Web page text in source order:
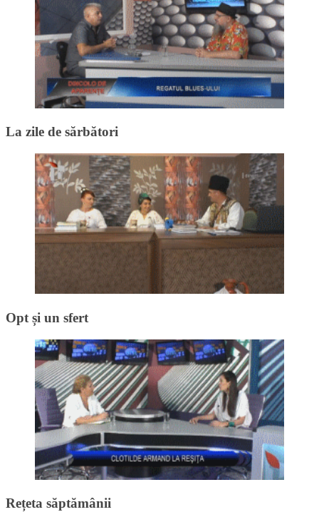
La zile de sărbători
Opt și un sfert
Rețeta săptămânii